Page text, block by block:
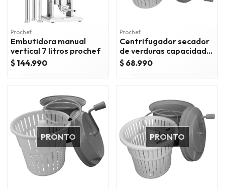
Prochef
Embutidora manual
vertical 7 litros prochef
$ 144.990
Prochef
Centrifugador secador
de verduras capacidad
12 lts - verde.
$ 68.990
PRONTO PRONTO